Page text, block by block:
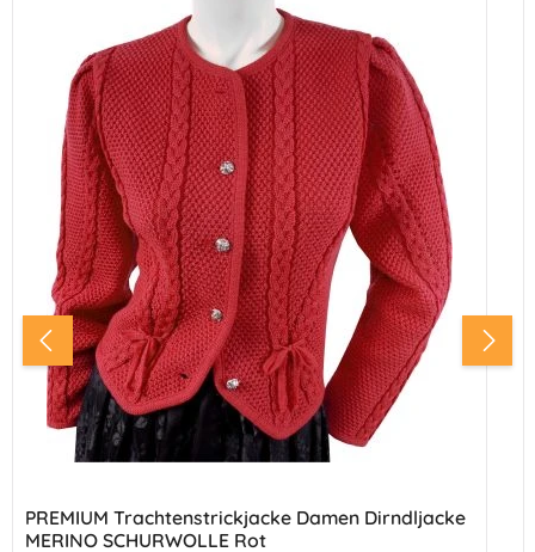
PREMIUM Trachtenstrickjacke Damen Dirndljacke
MERINO SCHURWOLLE Rot